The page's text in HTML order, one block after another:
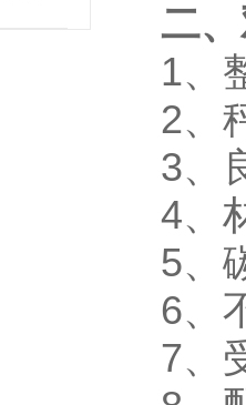
二
1、
2、
3、
4、
5、
6、
7、